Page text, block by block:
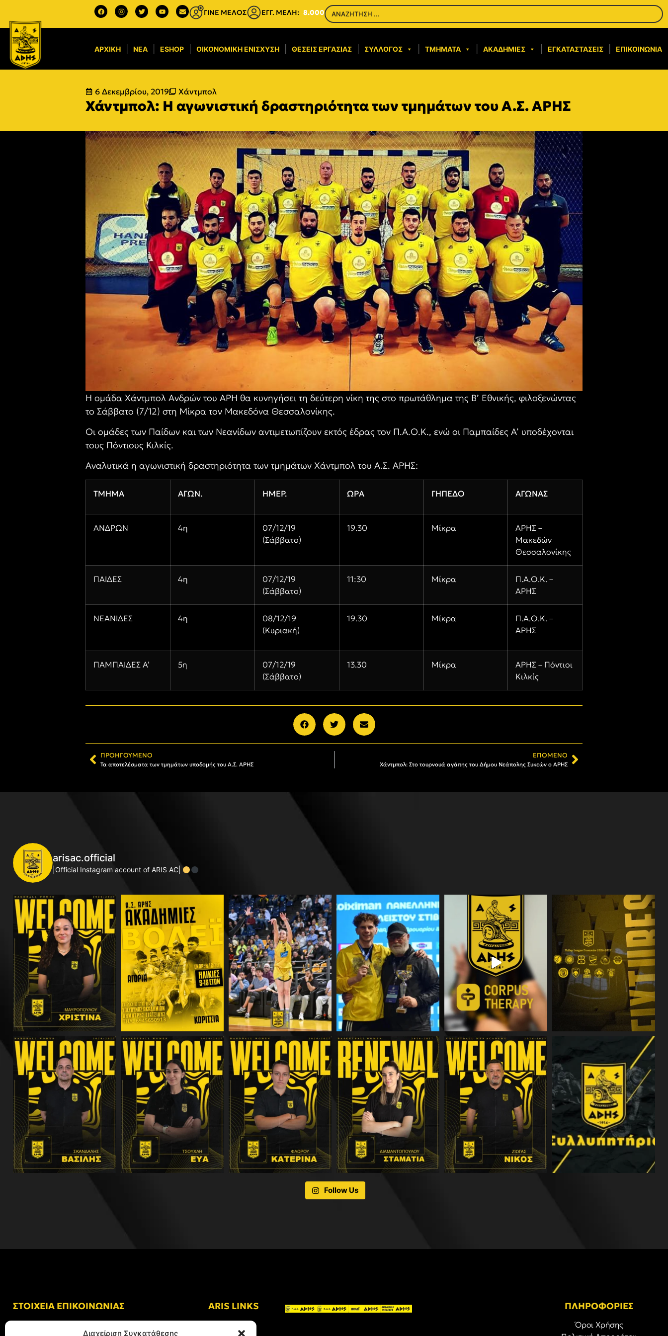
Διαχείριση Συγκατάθεσης
ΓΙΝΕ ΜΕΛΟΣ ΕΓΓ. ΜΕΛΗ: 8.000
ΑΡΧΙΚΉ ΝΈΑ ESHOP ΟΙΚΟΝΟΜΙΚΉ ΕΝΊΣΧΥΣΗ​ ΘΈΣΕΙΣ ΕΡΓΑΣΊΑΣ ΣΎΛΛΟΓΟΣ ΤΜΉΜΑΤΑ ΑΚΑΔΗΜΊΕΣ ΕΓΚΑΤΑΣΤΆΣΕΙΣ ΕΠΙΚΟΙΝΩΝΊΑ
6 Δεκεμβρίου, 2019 Χάντμπολ
Χάντμπολ: Η αγωνιστική δραστηριότητα των τμημάτων του Α.Σ. ΑΡΗΣ
Η ομάδα Χάντμπολ Ανδρών του ΑΡΗ θα κυνηγήσει τη δεύτερη νίκη της στο πρωτάθλημα της Β’ Εθνικής, φιλοξενώντας
το Σάββατο (7/12) στη Μίκρα τον Μακεδόνα Θεσσαλονίκης.
Οι ομάδες των Παίδων και των Νεανίδων αντιμετωπίζουν εκτός έδρας τον Π.Α.Ο.Κ., ενώ οι Παμπαίδες Α’ υποδέχονται
τους Πόντιους Κιλκίς.
Αναλυτικά η αγωνιστική δραστηριότητα των τμημάτων Χάντμπολ του Α.Σ. ΑΡΗΣ:
ΤΜΗΜΑ ΑΓΩΝ. ΗΜΕΡ. ΩΡΑ ΓΗΠΕΔΟ ΑΓΩΝΑΣ
ΑΝΔΡΩΝ 4η
07/12/19
(Σάββατο)
19.30 Μίκρα
ΑΡΗΣ –
Μακεδών
Θεσσαλονίκης
ΠΑΙΔΕΣ 4η
07/12/19
(Σάββατο)
11:30 Μίκρα
Π.Α.Ο.Κ. –
ΑΡΗΣ
ΝΕΑΝΙΔΕΣ 4η
08/12/19
(Κυριακή)
19.30 Μίκρα
Π.Α.Ο.Κ. –
ΑΡΗΣ
ΠΑΜΠΑΙΔΕΣ Α’ 5η
07/12/19
(Σάββατο)
13.30 Μίκρα
ΑΡΗΣ – Πόντιοι
Κιλκίς
ΠΡΟΗΓΟΎΜΕΝΟ
Τα αποτελέσματα των τμημάτων υποδομής του Α.Σ. ΑΡΗΣ
ΕΠΌΜΕΝΟ
Χάντμπολ: Στο τουρνουά αγάπης του Δήμου Νεάπολης Συκεών ο ΑΡΗΣ
arisac.official
|Official Instagram account of ARIS AC|
Follow Us
ΣΤΟΙΧΕΙΑ ΕΠΙΚΟΙΝΩΝΙΑΣ ARIS LINKS ΠΛΗΡΟΦΟΡΙΕΣ
Όροι Χρήσης